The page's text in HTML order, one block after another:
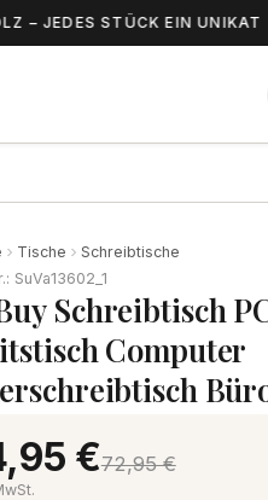
STÜCK EIN UNIKAT
Tische
Schreibtische
SuVa13602_1
Schreibtisch
Computer
€72,95 €